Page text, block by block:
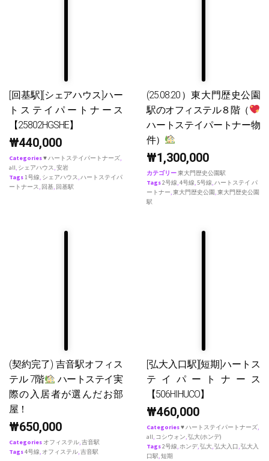
[回基駅][シェアハウス]ハー
トステイパートナース
【25802HGSHE】
₩440,000
Categories♥ ハートステイパートナーズ,
all, シェアハウス,安岩
Tags1号線, シェアハウス,ハートステイパ
ートナース, 回基, 回基駅
(25.08.20）東大門歴史公園
駅のオフィステル８階（
ハートステイパートナー物
件）
₩1,300,000
カテゴリー東大門歴史公園駅
Tags2号線,4号線, 5号線,ハートステイ パ
ートナー,東大門歴史公園 ,東大門歴史公園
駅
(契約完了) 吉音駅オフィス
テル 7階
ハートステイ実
際の入居者が選んだお部
屋！
₩650,000
Categories オフィステル,吉音駅
Tags4号線, オフィステル,吉音駅
[弘大入口駅][短期]ハートス
テイパートナース
【506HIHUCO】
₩460,000
Categories♥ ハートステイパートナーズ,
all, コシウォン,弘大(ホンデ)
Tags2号線,ホンデ,弘大,弘大入口,弘大入
口駅,短期